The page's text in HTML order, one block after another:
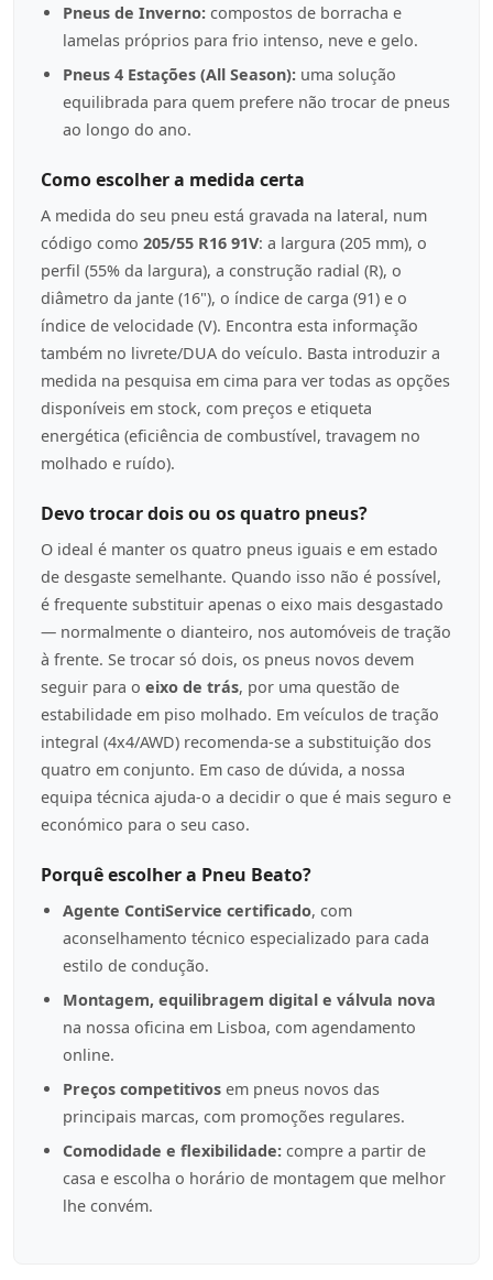
Pneus de Inverno: compostos de borracha e
lamelas próprios para frio intenso, neve e gelo.
Pneus 4 Estações (All Season): uma solução
equilibrada para quem prefere não trocar de pneus
ao longo do ano.
Como escolher a medida certa
A medida do seu pneu está gravada na lateral, num
código como 205/55 R16 91V: a largura (205 mm), o
perfil (55% da largura), a construção radial (R), o
diâmetro da jante (16"), o índice de carga (91) e o
índice de velocidade (V). Encontra esta informação
também no livrete/DUA do veículo. Basta introduzir a
medida na pesquisa em cima para ver todas as opções
disponíveis em stock, com preços e etiqueta
energética (eficiência de combustível, travagem no
molhado e ruído).
Devo trocar dois ou os quatro pneus?
O ideal é manter os quatro pneus iguais e em estado
de desgaste semelhante. Quando isso não é possível,
é frequente substituir apenas o eixo mais desgastado
— normalmente o dianteiro, nos automóveis de tração
à frente. Se trocar só dois, os pneus novos devem
seguir para o eixo de trás, por uma questão de
estabilidade em piso molhado. Em veículos de tração
integral (4x4/AWD) recomenda-se a substituição dos
quatro em conjunto. Em caso de dúvida, a nossa
equipa técnica ajuda-o a decidir o que é mais seguro e
económico para o seu caso.
Porquê escolher a Pneu Beato?
Agente ContiService certificado, com
aconselhamento técnico especializado para cada
estilo de condução.
Montagem, equilibragem digital e válvula nova
na nossa oficina em Lisboa, com agendamento
online.
Preços competitivos em pneus novos das
principais marcas, com promoções regulares.
Comodidade e flexibilidade: compre a partir de
casa e escolha o horário de montagem que melhor
lhe convém.